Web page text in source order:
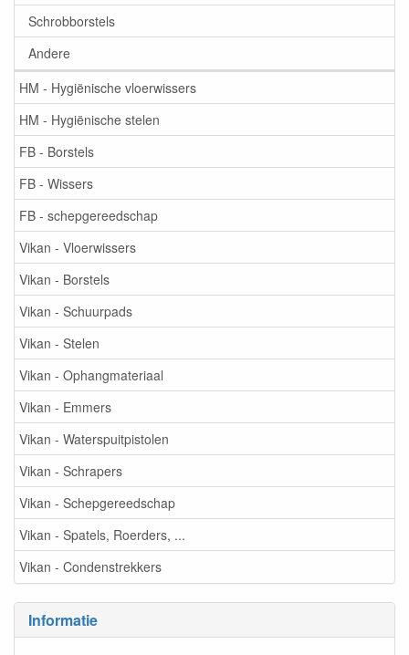
Schrobborstels
Andere
HM - Hygiënische vloerwissers
HM - Hygiënische stelen
FB - Borstels
FB - Wissers
FB - schepgereedschap
Vikan - Vloerwissers
Vikan - Borstels
Vikan - Schuurpads
Vikan - Stelen
Vikan - Ophangmateriaal
Vikan - Emmers
Vikan - Waterspuitpistolen
Vikan - Schrapers
Vikan - Schepgereedschap
Vikan - Spatels, Roerders, ...
Vikan - Condenstrekkers
Informatie